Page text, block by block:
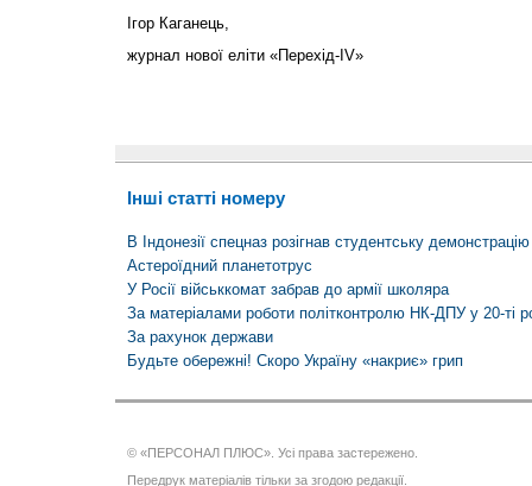
Ігор Каганець,
журнал нової еліти «Перехід-IV»
Інші статті номеру
В Індонезії спецназ розігнав студентську демонстрацію
Астероїдний планетотрус
У Росії військкомат забрав до армії школяра
За матеріалами роботи політконтролю НК-ДПУ у 20-
За рахунок держави
Будьте обережні! Скоро Україну «накриє» грип
© «ПЕРСОНАЛ ПЛЮС». Усі права застережено.
Передрук матеріалів тільки за згодою редакції.